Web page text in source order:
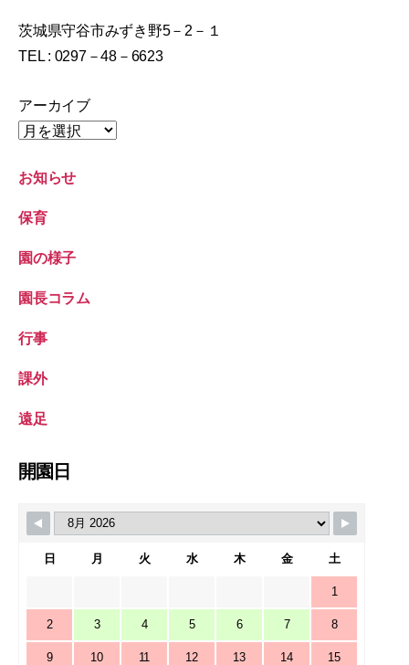
茨城県守谷市みずき野5－2－１
TEL : 0297－48－6623
アーカイブ
お知らせ
保育
園の様子
園長コラム
行事
課外
遠足
開園日
日 月 火 水 木 金 土
1
2 3 4 5 6 7 8
9 10 11 12 13 14 15